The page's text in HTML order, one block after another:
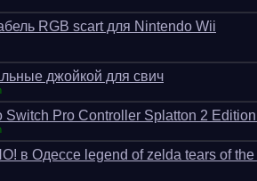
RGB scart для Nintendo Wii
джойкой для свич
Switch Pro Controller Splatton 2
в Одессе legend of zelda tears of the